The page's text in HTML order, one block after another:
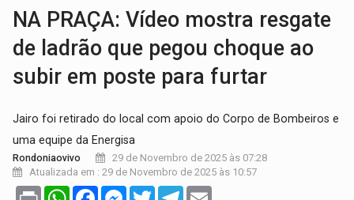
NA PRAÇA: Vídeo mostra resgate
de ladrão que pegou choque ao
subir em poste para furtar
Jairo foi retirado do local com apoio do Corpo de Bombeiros e
uma equipe da Energisa
Rondoniaovivo
29 de Novembro de 2025 às 07:28
Atualizada em : 29 de Novembro de 2025 às 10:57
Print WhatsAppFacebookMessenger
TwitterTelegram